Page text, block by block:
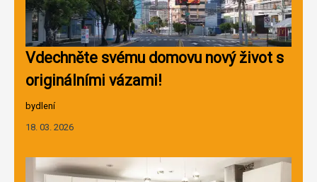
Vdechněte svému domovu nový život s
originálními vázami!
bydlení
18. 03. 2026